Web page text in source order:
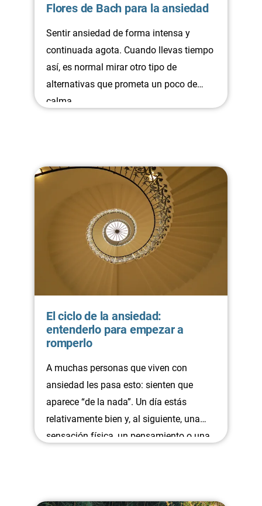
Flores de Bach para la ansiedad
Sentir ansiedad de forma intensa y
continuada agota. Cuando llevas tiempo
así, es normal mirar otro tipo de
alternativas que prometa un poco de
calma.
El ciclo de la ansiedad:
entenderlo para empezar a
romperlo
A muchas personas que viven con
ansiedad les pasa esto: sienten que
aparece “de la nada”. Un día estás
relativamente bien y, al siguiente, una
sensación física, un pensamiento o una